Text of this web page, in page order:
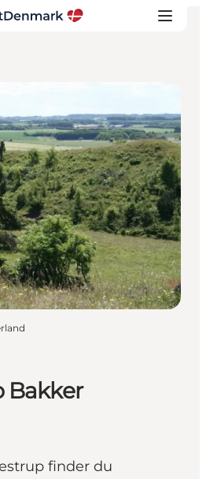
Bakker
finder du